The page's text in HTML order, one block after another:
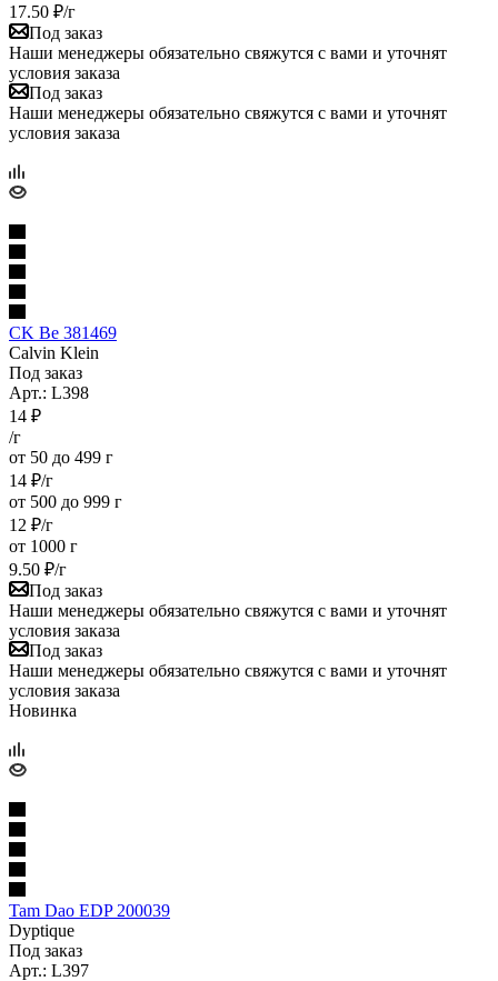
17.50 ₽/г
Под заказ
Наши менеджеры обязательно свяжутся с вами и уточнят
условия заказа
Под заказ
Наши менеджеры обязательно свяжутся с вами и уточнят
условия заказа
CK Be 381469
Calvin Klein
Под заказ
Арт.: L398
14 ₽
/г
от 50 до 499 г
14 ₽/г
от 500 до 999 г
12 ₽/г
от 1000 г
9.50 ₽/г
Под заказ
Наши менеджеры обязательно свяжутся с вами и уточнят
условия заказа
Под заказ
Наши менеджеры обязательно свяжутся с вами и уточнят
условия заказа
Новинка
Tam Dao EDP 200039
Dyptique
Под заказ
Арт.: L397